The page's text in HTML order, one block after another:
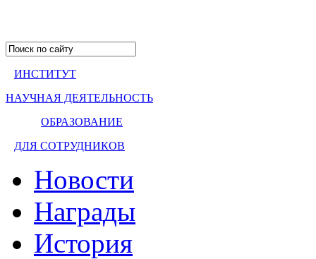
ИНСТИТУТ
НАУЧНАЯ ДЕЯТЕЛЬНОСТЬ
ОБРАЗОВАНИЕ
ДЛЯ СОТРУДНИКОВ
Новости
Награды
История